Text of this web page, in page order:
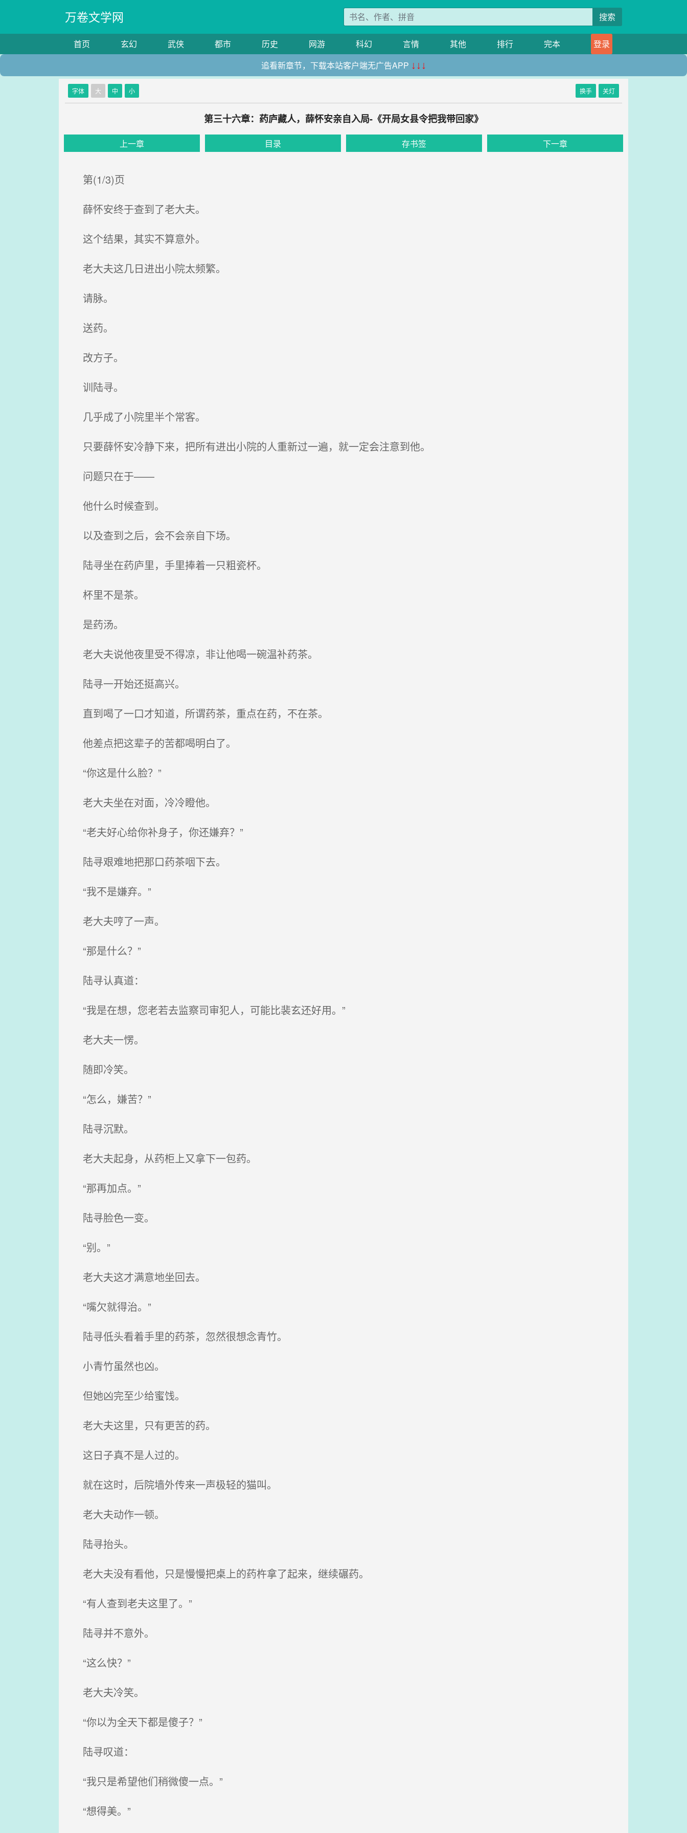
万卷文学网 搜索
首页 玄幻 武侠 都市 历史 网游 科幻 言情 其他 排行 完本
登录
追看新章节，下载本站客户端无广告APP ↓↓↓
字体 大 中 小 换手 关灯
第三十六章：药庐藏人，薛怀安亲自入局-《开局女县令把我带回家》
上一章 目录 存书签 下一章
第(1/3)页
薛怀安终于查到了老大夫。
这个结果，其实不算意外。
老大夫这几日进出小院太频繁。
请脉。
送药。
改方子。
训陆寻。
几乎成了小院里半个常客。
只要薛怀安冷静下来，把所有进出小院的人重新过一遍，就一定会注意到他。
问题只在于——
他什么时候查到。
以及查到之后，会不会亲自下场。
陆寻坐在药庐里，手里捧着一只粗瓷杯。
杯里不是茶。
是药汤。
老大夫说他夜里受不得凉，非让他喝一碗温补药茶。
陆寻一开始还挺高兴。
直到喝了一口才知道，所谓药茶，重点在药，不在茶。
他差点把这辈子的苦都喝明白了。
“你这是什么脸？”
老大夫坐在对面，冷冷瞪他。
“老夫好心给你补身子，你还嫌弃？”
陆寻艰难地把那口药茶咽下去。
“我不是嫌弃。”
老大夫哼了一声。
“那是什么？”
陆寻认真道：
“我是在想，您老若去监察司审犯人，可能比裴玄还好用。”
老大夫一愣。
随即冷笑。
“怎么，嫌苦？”
陆寻沉默。
老大夫起身，从药柜上又拿下一包药。
“那再加点。”
陆寻脸色一变。
“别。”
老大夫这才满意地坐回去。
“嘴欠就得治。”
陆寻低头看着手里的药茶，忽然很想念青竹。
小青竹虽然也凶。
但她凶完至少给蜜饯。
老大夫这里，只有更苦的药。
这日子真不是人过的。
就在这时，后院墙外传来一声极轻的猫叫。
老大夫动作一顿。
陆寻抬头。
老大夫没有看他，只是慢慢把桌上的药杵拿了起来，继续碾药。
“有人查到老夫这里了。”
陆寻并不意外。
“这么快？”
老大夫冷笑。
“你以为全天下都是傻子？”
陆寻叹道：
“我只是希望他们稍微傻一点。”
“想得美。”